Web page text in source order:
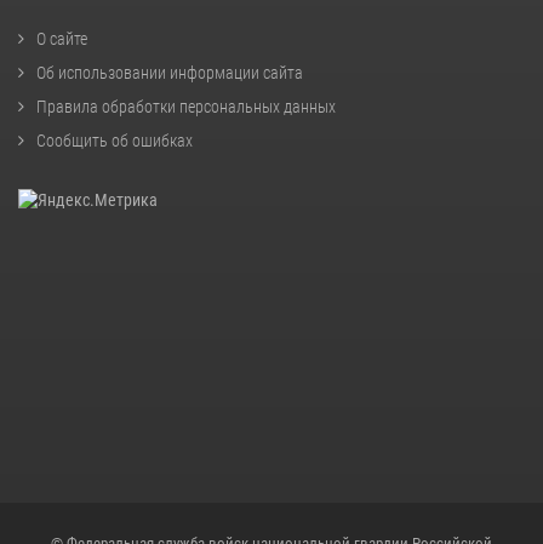
О сайте
Об использовании информации сайта
Правила обработки персональных данных
Сообщить об ошибках